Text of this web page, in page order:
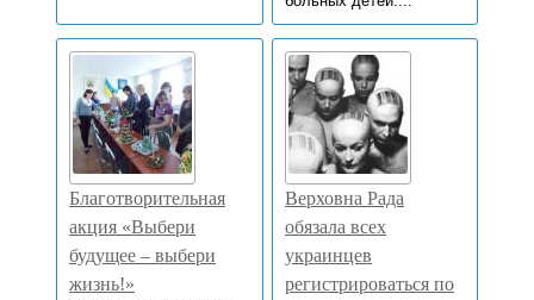
Благотворительная
акция «Выбери
будущее – выбери
жизнь!»
Верховна Рада
обязала всех
украинцев
регистрироваться по